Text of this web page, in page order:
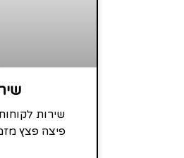
שירות
פיצה פצץ